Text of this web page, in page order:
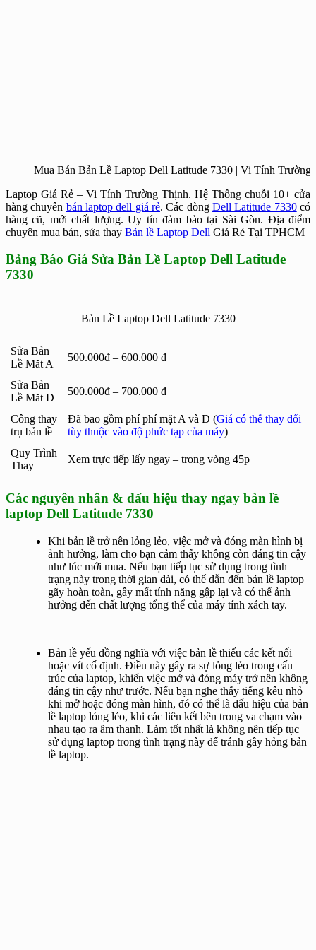
Mua Bán Bản Lề Laptop Dell Latitude 7330 | Vi Tính Trường
Laptop Giá Rẻ – Vi Tính Trường Thịnh. Hệ Thống chuỗi 10+ cửa
hàng chuyên bán laptop dell giá rẻ. Các dòngDell Latitude 7330có
hàng cũ, mới chất lượng. Uy tín đảm bảo tại Sài Gòn. Địa điểm
chuyên mua bán, sửa thay Bản lề Laptop Dell Giá Rẻ Tại TPHCM
Bảng Báo Giá Sửa Bản Lề Laptop Dell Latitude
7330
Bản Lề Laptop Dell Latitude 7330
Sửa Bản
Lề Măt A
500.000đ – 600.000 đ
Sửa Bản
Lề Măt D
500.000đ – 700.000 đ
Công thay
trụ bản lề
Đã bao gồm phí phí mặt A và D (Giá có thể thay đổi
tùy thuộc vào độ phức tạp của máy)
Quy Trình
Thay
Xem trực tiếp lấy ngay – trong vòng 45p
Các nguyên nhân & dấu hiệu thay ngay bản lề
laptop Dell Latitude 7330
Khi bản lề trở nên lỏng lẻo, việc mở và đóng màn hình bị
ảnh hưởng, làm cho bạn cảm thấy không còn đáng tin cậy
như lúc mới mua. Nếu bạn tiếp tục sử dụng trong tình
trạng này trong thời gian dài, có thể dẫn đến bản lề laptop
gãy hoàn toàn, gây mất tính năng gập lại và có thể ảnh
hưởng đến chất lượng tổng thể của máy tính xách tay.
Bản lề yếu đồng nghĩa với việc bản lề thiếu các kết nối
hoặc vít cố định. Điều này gây ra sự lỏng lẻo trong cấu
trúc của laptop, khiến việc mở và đóng máy trở nên không
đáng tin cậy như trước. Nếu bạn nghe thấy tiếng kêu nhỏ
khi mở hoặc đóng màn hình, đó có thể là dấu hiệu của bản
lề laptop lỏng lẻo, khi các liên kết bên trong va chạm vào
nhau tạo ra âm thanh. Làm tốt nhất là không nên tiếp tục
sử dụng laptop trong tình trạng này để tránh gây hỏng bản
lề laptop.